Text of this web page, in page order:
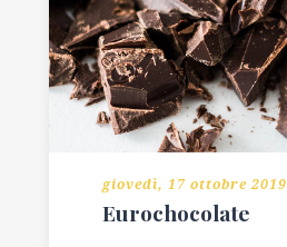
giovedì, 17 ottobre 2019
Eurochocolate